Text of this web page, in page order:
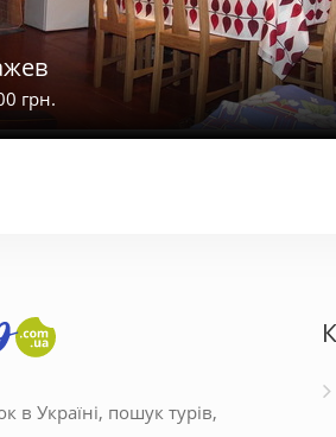
грн.
в Україні, пошук турів,